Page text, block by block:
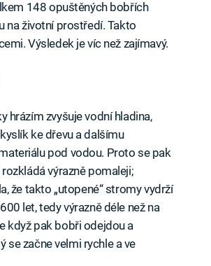
148 opuštěných bobřích
na životní prostředí. Takto
Výsledek je víc než zajímavý.
hrázím zvyšuje vodní hladina,
ke dřevu a dalšímu
pod vodou. Proto se pak
výrazně pomaleji;
že takto „utopené“ stromy vydrží
let, tedy výrazně déle než na
když pak bobři odejdou a
se začne velmi rychle a ve